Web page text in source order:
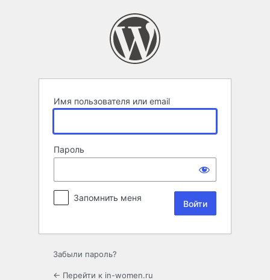
Имя пользователя или email
Пароль
Запомнить меня
Забыли пароль?
← Перейти к in-women.ru